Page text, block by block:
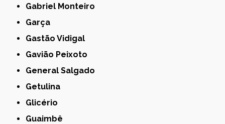
Gabriel Monteiro
Garça
Gastão Vidigal
Gavião Peixoto
General Salgado
Getulina
Glicério
Guaimbê